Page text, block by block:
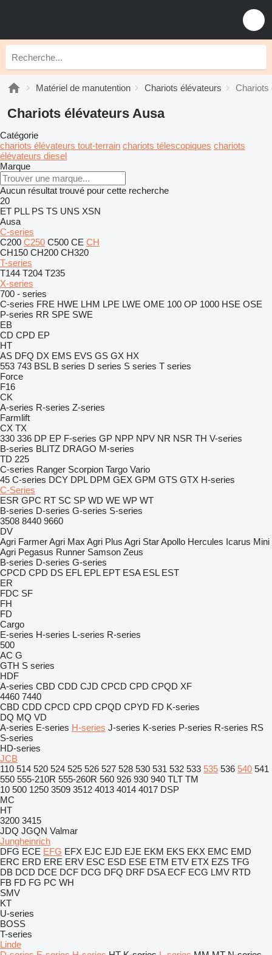
Matériel de manutention Chariots élévateurs Chariots
Chariots élévateurs Ausa
Catégorie
chariots élévateurs tout-terrain chariots télescopiques chariots
élévateurs diesel
Marque
Aucun résultat trouvé pour cette recherche
20
ET PLL PS TS UNS XSN
Ausa
C-series
C200 C250 C500 CE CH
CH150 CH200 CH320
T-series
T144 T204 T235
X-series
700 - series
C-series FRE HWE LHM LPE LWE OME 100 OP 1000 HSE OSE
P-series RR SPE SWE
EB
CD CPD EP
HT
AS DFQ DX EMS EVS GS GX HX
553 743 BSL B series D series S series T series
Force
F16
CK
A-series R-series Z-series
Farmlift
CX TX
330 336 DP EP F-series GP NPP NPV NR NSR TH V-series
B-series BLITZ DRAGO M-series
TD 225
C-series Ranger Scorpion Targo Vario
45 C-series DCY DPL DPM GEX GPM GTS GTX H-series
C-Series
ESR GPC RT SC SP WD WE WP WT
B-series D-series G-series S-series
3508 8440 9660
DV
Agri FarmerAgri Max Agri Plus Agri StarApollo Hercules Icarus Mini
Agri Pegasus Runner Samson Zeus
B-series D-series G-series
CPCD CPD DS EFL EPL EPT ESA ESL EST
ER
FDC SF
FH
FD
Cargo
E-series H-series L-series R-series
500
AC G
GTH S series
HDF
A-series CBD CDD CJD CPCD CPD CPQD XF
4460 7440
CBD CDD CPCD CPD CPQD CPYD FD K-series
DQ MQ VD
A-series E-series H-series J-series K-series P-series R-series RS
S-series
HD-series
JCB
110 514 520 524 525 526 527 528 530 531 532 533 535 536 540 541
550 555-210R 555-260R 560 926 930 940 TLT TM
10 500 1250 3509 3512 4013 4014 4017 DSP
MC
HT
3200 3415
JDQ JGQN Valmar
Jungheinrich
DFG ECE EFG EFX EJC EJD EJE EKM EKS EKX EMC EMD
ERC ERD ERE ERV ESC ESD ESE ETM ETV ETX EZS TFG
DB DCD DCE DCF DCG DFQ DRF DSA ECF ECG LMV RTD
FB FD FG PC WH
SMV
KT
U-series
BOSS
T-series
Linde